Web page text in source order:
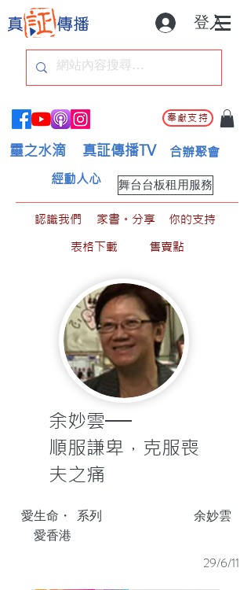
登入
奉獻支持
靈之水滴 真証傳播TV 合辦聚會
舞台台板租用服務
經動人心
認識我們 家書。分享
你的支持
表格下載
售賣點
余妙雲──
順服謙卑，克服喪
夫之痛
余妙雲
愛生命・
愛香港
系列
29/6/11